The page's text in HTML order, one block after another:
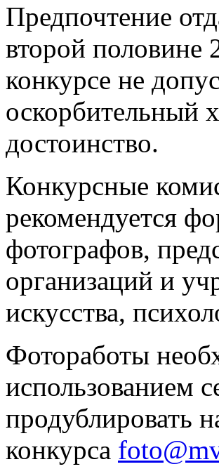
Предпочтение
второй половине
конкурсе не
оскорбительный
достоинство.
Конкурсные
рекомендуется
фотографов,
организаций и
искусства,
Фотоработы
использованием
продублировать
конкурса